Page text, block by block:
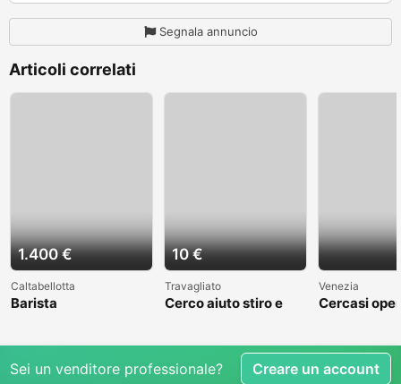
Segnala annuncio
Articoli correlati
1.400 €
Caltabellotta
Barista
10 €
Travagliato
Cerco aiuto stiro e
Venezia
Cercasi
Sei un venditore professionale? Creare un account